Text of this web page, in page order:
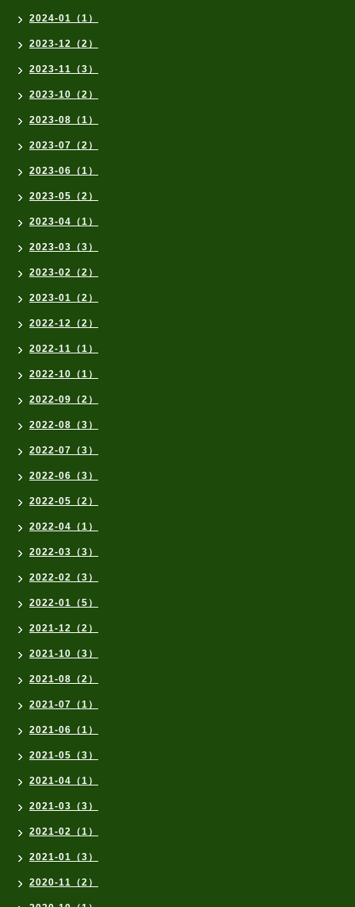
2024-01（1）
2023-12（2）
2023-11（3）
2023-10（2）
2023-08（1）
2023-07（2）
2023-06（1）
2023-05（2）
2023-04（1）
2023-03（3）
2023-02（2）
2023-01（2）
2022-12（2）
2022-11（1）
2022-10（1）
2022-09（2）
2022-08（3）
2022-07（3）
2022-06（3）
2022-05（2）
2022-04（1）
2022-03（3）
2022-02（3）
2022-01（5）
2021-12（2）
2021-10（3）
2021-08（2）
2021-07（1）
2021-06（1）
2021-05（3）
2021-04（1）
2021-03（3）
2021-02（1）
2021-01（3）
2020-11（2）